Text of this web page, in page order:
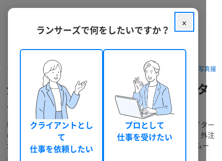
クラウドソーシング ランサーズ フリーランスを探す 動画制作・写真撮
企業紹介・解説・研修動画クリエイタ
ーをフリーランス個人へ依頼・外注
料金・口コミ・実績などで企業紹介・解説・研修動画クリエイター
のフリーランスを検索！提案の募集、業務委託での個人発注・外注
から仕事の代行依頼までWEBで完結！「相談～支払い」もスムー
ズで簡単！無料登録で今すぐ利用できます。
×
ランサーズで何をしたいですか？
クライアントとし
て
仕事を依頼したい
プロとして
仕事を受けたい